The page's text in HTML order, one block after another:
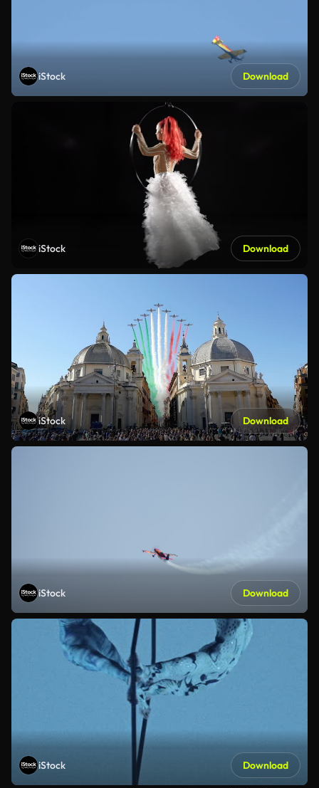
iStock Download
iStock Download
iStock Download
iStock Download
iStock Download